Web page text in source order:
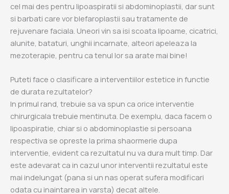
cel mai des pentru lipoaspiratii si abdominoplastii, dar sunt
si barbati care vor blefaroplastii sau tratamente de
rejuvenare faciala. Uneori vin sa isi scoata lipoame, cicatrici,
alunite, bataturi, unghii incarnate, alteori apeleaza la
mezoterapie, pentru ca tenul lor sa arate mai bine!
Puteti face o clasificare a interventiilor estetice in functie
de durata rezultatelor?
In primul rand, trebuie sa va spun ca orice interventie
chirurgicala trebuie mentinuta. De exemplu, daca facem o
lipoaspiratie, chiar si o abdominoplastie si persoana
respectiva se opreste la prima shaormerie dupa
interventie, evident ca rezultatul nu va dura mult timp. Dar
este adevarat ca in cazul unor interventii rezultatul este
mai indelungat (pana si un nas operat sufera modificari
odata cu inaintarea in varsta) decat altele.